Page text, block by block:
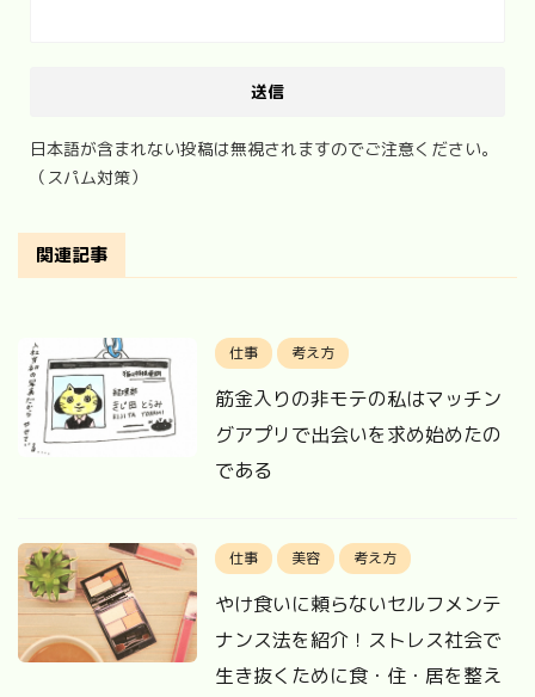
日本語が含まれない投稿は無視されますのでご注意ください。
（スパム対策）
関連記事
仕事 考え方
筋金入りの非モテの私はマッチン
グアプリで出会いを求め始めたの
である
仕事 美容 考え方
やけ食いに頼らないセルフメンテ
ナンス法を紹介！ストレス社会で
生き抜くために食・住・居を整え